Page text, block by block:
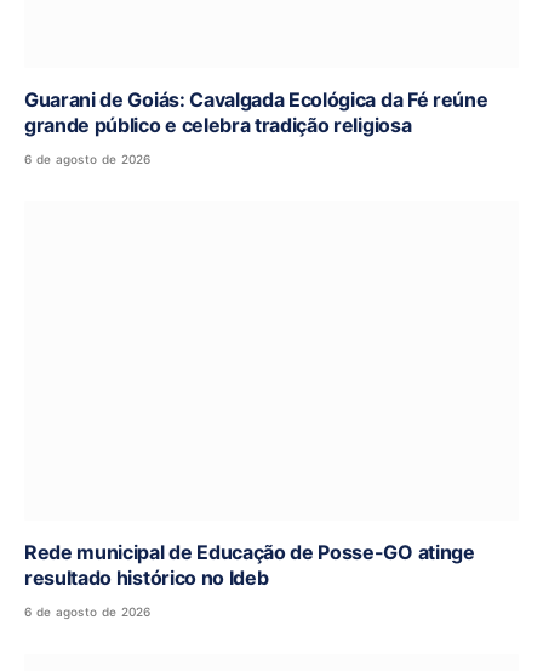
Guarani de Goiás: Cavalgada Ecológica da Fé reúne
grande público e celebra tradição religiosa
6 de agosto de 2026
Rede municipal de Educação de Posse-GO atinge
resultado histórico no Ideb
6 de agosto de 2026